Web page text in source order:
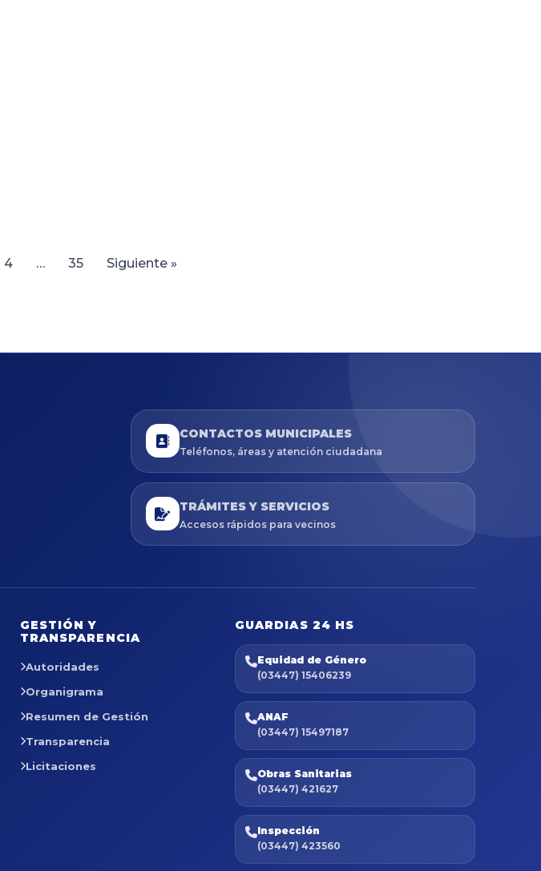
4 … 35 Siguiente »
CONTACTOS MUNICIPALES
Teléfonos, áreas y atención ciudadana
TRÁMITES Y SERVICIOS
Accesos rápidos para vecinos
GESTIÓN Y
TRANSPARENCIA
Autoridades
Organigrama
Resumen de Gestión
Transparencia
Licitaciones
GUARDIAS 24 HS
Equidad de Género
(03447) 15406239
ANAF
(03447) 15497187
Obras Sanitarias
(03447) 421627
Inspección
(03447) 423560